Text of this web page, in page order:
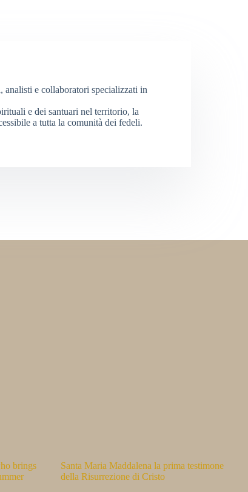
e collaboratori specializzati in
e dei santuari nel territorio, la
a tutta la comunità dei fedeli.
brings
Santa Maria Maddalena la prima testimone
della Risurrezione di Cristo